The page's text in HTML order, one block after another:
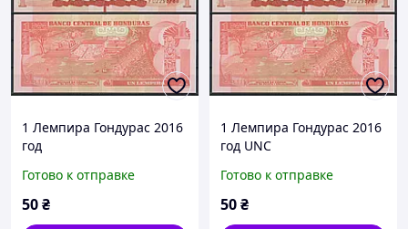
1 Лемпира Гондурас 2016
год
Готово к отправке
50₴
1 Лемпира Гондурас 2016
год UNC
Готово к отправке
50₴